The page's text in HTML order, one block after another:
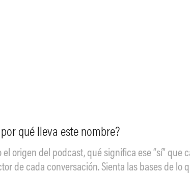
qué lleva este nombre?
origen del podcast, qué significa ese “sí” que
de cada conversación. Sienta las bases de lo